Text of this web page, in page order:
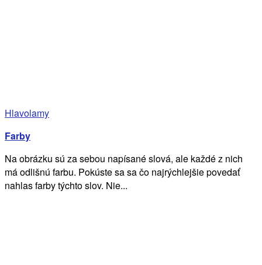
Hlavolamy
Farby
Na obrázku sú za sebou napísané slová, ale každé z nich
má odlišnú farbu. Pokúste sa sa čo najrýchlejšie povedať
nahlas farby týchto slov. Nie...